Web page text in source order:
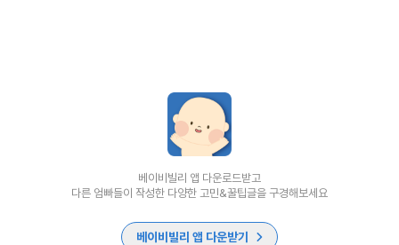
베이비빌리 앱 다운로드받고
다른 엄빠들이 작성한 다양한 고민&꿀팁글을 구경해보세요
베이비빌리 앱 다운받기